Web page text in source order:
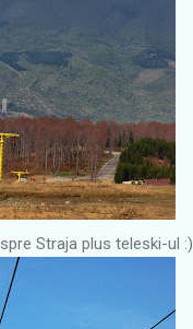
Straja plus teleski-ul :)